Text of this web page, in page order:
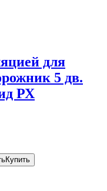
для
5 дв.
РХ
Купить